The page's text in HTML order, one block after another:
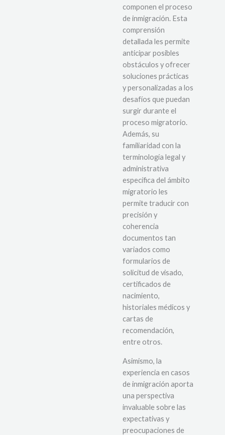
componen el proceso
de inmigración. Esta
comprensión
detallada les permite
anticipar posibles
obstáculos y ofrecer
soluciones prácticas
y personalizadas a los
desafíos que puedan
surgir durante el
proceso migratorio.
Además, su
familiaridad con la
terminología legal y
administrativa
específica del ámbito
migratorio les
permite traducir con
precisión y
coherencia
documentos tan
variados como
formularios de
solicitud de visado,
certificados de
nacimiento,
historiales médicos y
cartas de
recomendación,
entre otros.
Asimismo, la
experiencia en casos
de inmigración aporta
una perspectiva
invaluable sobre las
expectativas y
preocupaciones de